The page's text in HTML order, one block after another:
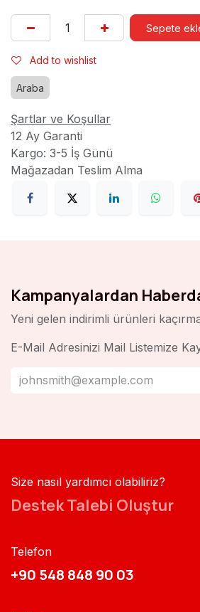
Sepete
Add to wishlist
Araba
Şartlar ve Koşullar
12 Ay Garanti
Kargo: 3-5 İş Günü
Mağazadan Teslim Alma
Kampanyalardan
Yeni gelen indirimli ürünleri
E-Mail Adresinizi Mail Listemize
Size nasıl yardımcı olabiliriz?
Destek Talebi Oluştur
Telefon
+90 548 848 90 03​​